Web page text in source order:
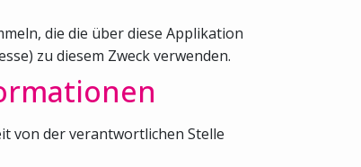
die die über diese Applikation
zu diesem Zweck verwenden.
von der verantwortlichen Stelle